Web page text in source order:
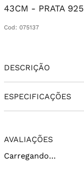
43CM - PRATA 925
Cod : 075137
DESCRIÇÃO
ESPECIFICAÇÕES
AVALIAÇÕES
Carregando…